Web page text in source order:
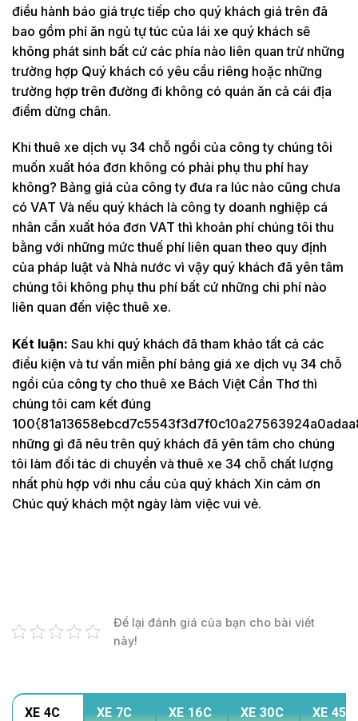
điều hành báo giá trực tiếp cho quý khách giá trên đã
bao gồm phí ăn ngủ tự túc của lái xe quý khách sẽ
không phát sinh bất cứ các phía nào liên quan trừ những
trường hợp Quý khách có yêu cầu riêng hoặc những
trường hợp trên đường đi không có quán ăn cả cái địa
điểm dừng chân.
Khi thuê xe dịch vụ 34 chỗ ngồi của công ty chúng tôi
muốn xuất hóa đơn không có phải phụ thu phí hay
không? Bảng giá của công ty đưa ra lúc nào cũng chưa
có VAT Và nếu quý khách là công ty doanh nghiệp cá
nhân cần xuất hóa đơn VAT thì khoản phí chúng tôi thu
bằng với những mức thuế phí liên quan theo quy định
của pháp luật và Nhà nước vì vậy quý khách đã yên tâm
chúng tôi không phụ thu phí bất cứ những chi phí nào
liên quan đến việc thuê xe.
Kết luận: Sau khi quý khách đã tham khảo tất cả các
điều kiện và tư vấn miễn phí bảng giá xe dịch vụ 34 chỗ
ngồi của công ty cho thuê xe Bách Việt Cần Thơ thì
chúng tôi cam kết đúng
những gì đã nêu trên quý khách đã yên tâm cho chúng
tôi làm đối tác di chuyển và thuê xe 34 chỗ chất lượng
nhất phù hợp với nhu cầu của quý khách Xin cảm ơn
Chúc quý khách một ngày làm việc vui vẻ.
Để lại đánh giá của bạn cho bài viết
này!
XE 4C XE 7C XE 16C XE 30C XE 45C